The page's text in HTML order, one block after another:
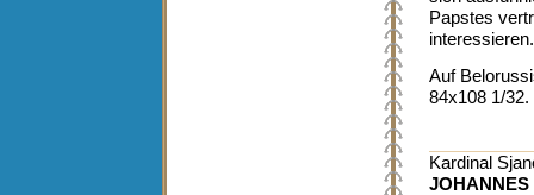
Papstes
interessieren.
Auf
84x108 1/32.
Kardinal
JOHANNES